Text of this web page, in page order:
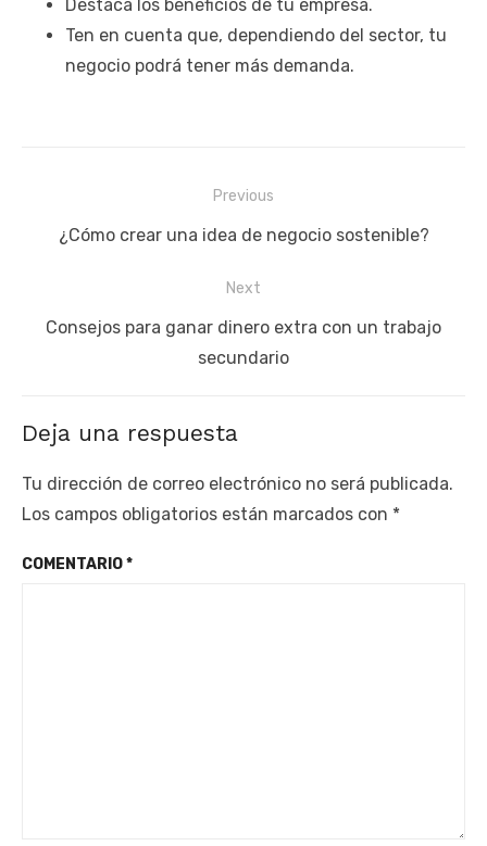
Destaca los beneficios de tu empresa.
Ten en cuenta que, dependiendo del sector, tu
negocio podrá tener más demanda.
Previous
Previous
¿Cómo crear una idea de negocio sostenible?
Next
Next
Consejos para ganar dinero extra con un trabajo
secundario
Deja una respuesta
Tu dirección de correo electrónico no será publicada.
Los campos obligatorios están marcados con *
COMENTARIO*